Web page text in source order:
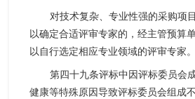
对技术复杂、专业性强的采购项
以确定合适评审专家的，经主管预算
以自行选定相应专业领域的评审专家。
第四十九条评标中因评标委员会
健康等特殊原因导致评标委员会组成